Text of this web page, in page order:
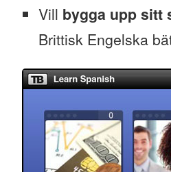
Vill bygga upp sitt
Brittisk Engelska